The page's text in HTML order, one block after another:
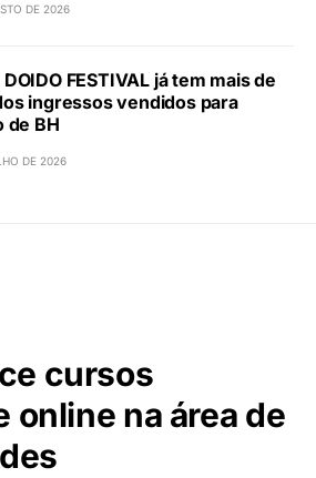
DE 2026
DOIDO FESTIVAL já tem mais de
ingressos vendidos para
de BH
DE 2026
cursos
online na área de